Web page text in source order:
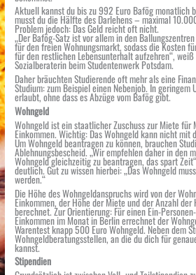
Aktuell kannst du bis zu 992 Euro Bafög monatlich
musst du die Hälfte des Darlehens – maximal
Problem jedoch: Das Geld reicht oft nicht.
„Der Bafög-Satz ist vor allem in den
für den freien Wohnungsmarkt, sodass die Kosten
für den restlichen Lebensunterhalt aufzehren“,
Sozialberaterin beim Studentenwerk Potsdam.
Daher bräuchten Studierende oft mehr als eine
Studium: zum Beispiel einen Nebenjob. In geringem
erlaubt, ohne dass es Abzüge vom Bafög gibt.
Wohngeld
Wohngeld ist ein staatlicher Zuschuss zur Miete für
Einkommen. Wichtig: Das Wohngeld kann nicht mit
Um Wohngeld beantragen zu können, brauchen
Ablehnungsbescheid. „Wir empfehlen daher in den
Wohngeld gleichzeitig zu beantragen, das spart
deutlich. Gut zu wissen hierbei: „Das Wohngeld
werden.“
Die Höhe des Wohngeldanspruchs wird von der
Einkommen, der Höhe der Miete und der Anzahl
berechnet. Zur Orientierung: Für einen Ein-
Einkommen im Monat in Berlin errechnet der
Warentest knapp 500 Euro Wohngeld. Neben dem
Wohngeldberatungsstellen, an die du dich für
kannst.
Stipendien